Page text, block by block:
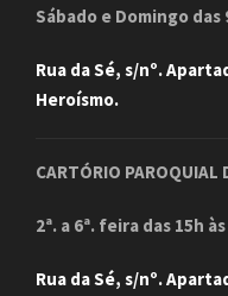
Sábado e Domingo das
Rua da Sé, s/nº.
Heroísmo.
CARTÓRIO PAROQUIAL
2ª. a 6ª. feira das 15h
Rua da Sé, s/nº.